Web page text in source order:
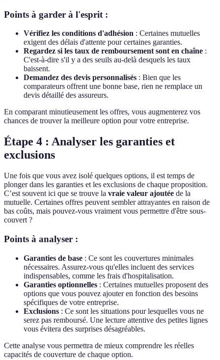
Points à garder à l'esprit :
Vérifiez les conditions d'adhésion : Certaines mutuelles
exigent des délais d'attente pour certaines garanties.
Regardez si les taux de remboursement sont en chaîne :
C'est-à-dire s'il y a des seuils au-delà desquels les taux
baissent.
Demandez des devis personnalisés : Bien que les
comparateurs offrent une bonne base, rien ne remplace un
devis détaillé des assureurs.
En comparant minutieusement les offres, vous augmenterez vos
chances de trouver la meilleure option pour votre entreprise.
Étape 4 : Analyser les garanties et
exclusions
Une fois que vous avez isolé quelques options, il est temps de
plonger dans les garanties et les exclusions de chaque proposition.
C’est souvent ici que se trouve la vraie valeur ajoutée de la
mutuelle. Certaines offres peuvent sembler attrayantes en raison de
bas coûts, mais pouvez-vous vraiment vous permettre d'être sous-
couvert ?
Points à analyser :
Garanties de base : Ce sont les couvertures minimales
nécessaires. Assurez-vous qu'elles incluent des services
indispensables, comme les frais d'hospitalisation.
Garanties optionnelles : Certaines mutuelles proposent des
options que vous pouvez ajouter en fonction des besoins
spécifiques de votre entreprise.
Exclusions : Ce sont les situations pour lesquelles vous ne
serez pas remboursé. Une lecture attentive des petites lignes
vous évitera des surprises désagréables.
Cette analyse vous permettra de mieux comprendre les réelles
capacités de couverture de chaque option.